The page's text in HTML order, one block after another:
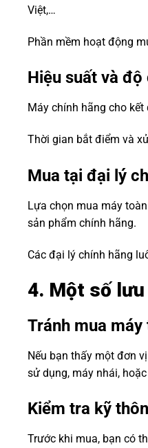
Việt,…
Phần mềm hoạt động
Hiệu suất và
Máy chính hãng cho
Thời gian bắt điểm và
Mua tại đại lý
Lựa chọn mua máy
sản phẩm chính hãng.
Các đại lý chính hãng
4. Một số
Tránh mua
Nếu bạn thấy một đơn
sử dụng, máy nhái,
Kiểm tra kỹ
Trước khi mua, bạn có